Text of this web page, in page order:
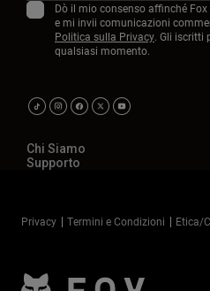
Dò il mio consenso affinché
e mi invii comunicazioni
Politica sulla Privacy. Gli iscritti
qualsiasi momento.
Chi Siamo
Supporto
Privacy Termini e Condizioni Etica/